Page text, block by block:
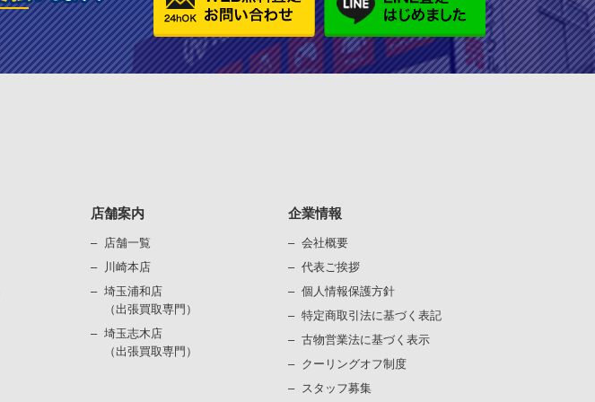
店舗案内
店舗一覧
川崎本店
埼玉浦和店
（出張買取専門）
埼玉志木店
（出張買取専門）
企業情報
会社概要
代表ご挨拶
個⼈情報保護⽅針
特定商取引法に基づく表記
古物営業法に基づく表⽰
クーリングオフ制度
スタッフ募集